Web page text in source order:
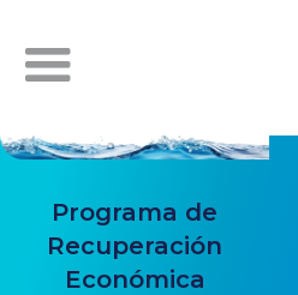
Programa de
Recuperación
Económica